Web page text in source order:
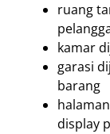
ruang
kamar
garasi
barang
display